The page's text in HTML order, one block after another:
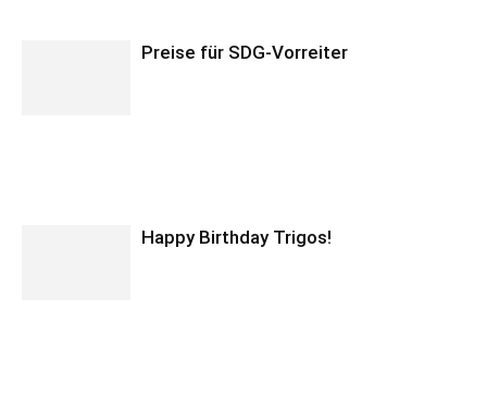
Preise für SDG-Vorreiter
Happy Birthday Trigos!